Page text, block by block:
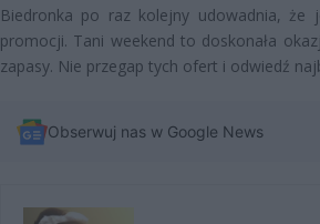
Biedronka po raz kolejny udowadnia, że
promocji. Tani weekend to doskonała
zapasy. Nie przegap tych ofert i odwiedź
Obserwuj nas w Google News